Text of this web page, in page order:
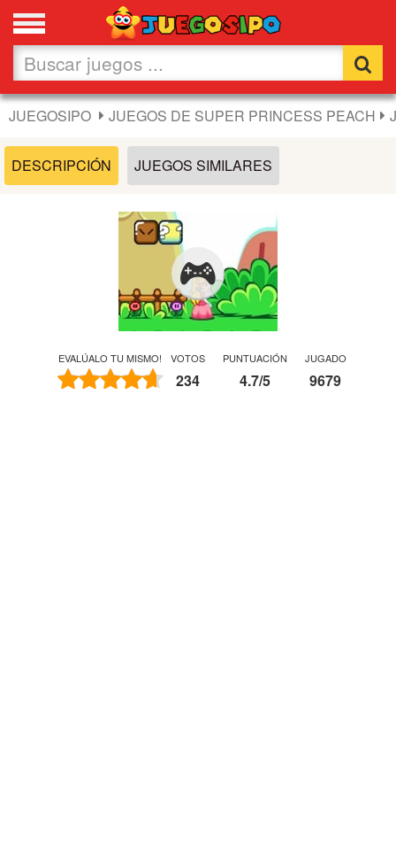
Favoritos
Nuevos
Flash
Chicas
Fútbol
JUEGOSIPO JUEGOS DE SUPER PRINCESS PEACH
DESCRIPCIÓN JUEGOS SIMILARES
EVALÚALO TU MISMO! VOTOS
234
PUNTUACIÓN
4.7/5
JUGADO
9679